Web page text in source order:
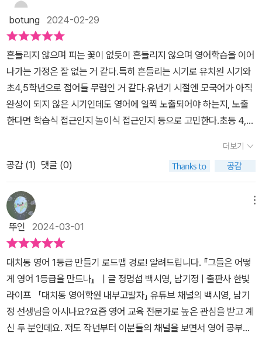
botung 2024-02-29
흔들리지 않으며 피는 꽃이 없듯이 흔들리지 않으며 영어학습을 이어
나가는 가정은 잘 없는 거 같다.특히 흔들리는 시기로 유치원 시기와
초4,5학년으로 접어들 무렵인 거 같다.유년기 시절엔 모국어가 아직
완성이 되지 않은 시기인데도 영어에 일찍 노출되어야 하는지, 노출
한다면 학습식 접근인지 놀이식 접근인지 등으로 고민한다.초등 4,5
우리 집에서도 요즘 이런 고민으로 여기저기 책이나 인터넷 등에서
정보를 구하고 있다.아마도 영어는 노력 대비 결과가 보이는 영역이
라서 더욱 그러한 마음이 드는 것 같다.이럴 땐 믿을 만한 전문가의 의
견이 더욱 절실해지는데, <그들은 어떻게 영어 1등급을 만드나> 책
이 새로 나와 반갑다.이 책에서는 대치동에서 10년째 영어학원을 운
영하면서 지켜본 수능 영어 1등급을 받는 대치동 영어 교육의 노하우
를 알려주고 있다.책은 크게 5장으로 나눠진다.-제1장 대치동은 무엇
이 다를까?-1장에서는 대치동 부모와 학생들의 학습 기조와 영어 공
부에 대해 말한다.대치동 부모의 공부 기조는 고등 '역전'신화를 믿지
않으며, 초, 중등 시기의 공부가 입시를 좌우한다는 생각이 확고하기
에 일찌감치 공부습관을 잡는 가정이 많다고 한다. 특히 영어 학습에
있어서는 영어에 일찍 노출시키고 초, 중학생까지 많은 시간을 영어
더보기
공감 (1) 댓글 (0)
뚜인 2024-03-01
대치동 영어 1등급 만들기 로드맵 경로! 알려드립니다. 『그들은 어떻
게 영어 1등급을 만드나』 | 글 정명섭 백시영, 남기정 | 출판사 한빛
라이프 「대치동 영어학원 내부고발자」 유튜브 채널의 백시영, 남기
정 선생님을 아시나요?요즘 영어 교육 전문가로 높은 관심을 받고 계
신 두 분인데요. 저도 작년부터 이분들의 채널을 보면서 영어 공부의